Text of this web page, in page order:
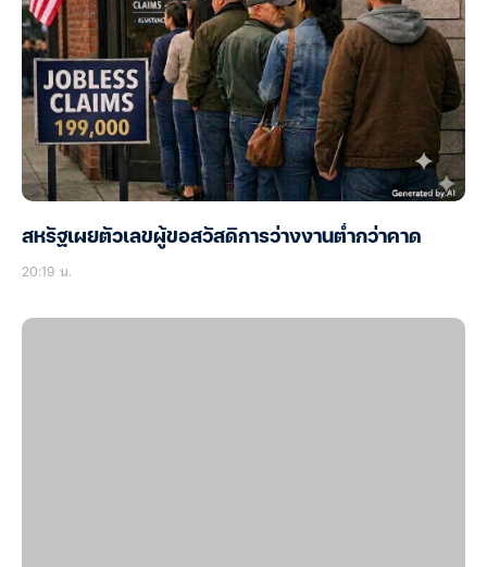
สหรัฐเผยตัวเลขผู้ขอสวัสดิการว่างงานต่ำกว่าคาด
20:19 น.